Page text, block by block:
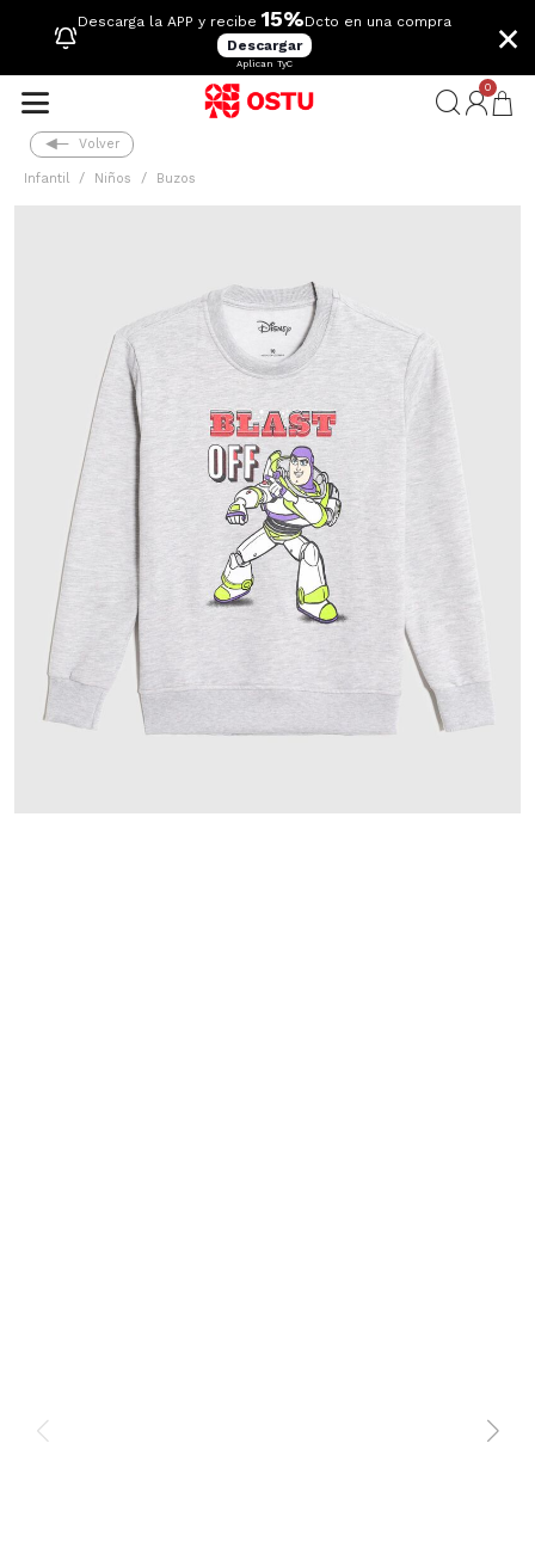
Descarga la APP y recibe 15%Dcto en una compra
Descargar
Aplican TyC
×
0
Volver
Infantil Niños Buzos